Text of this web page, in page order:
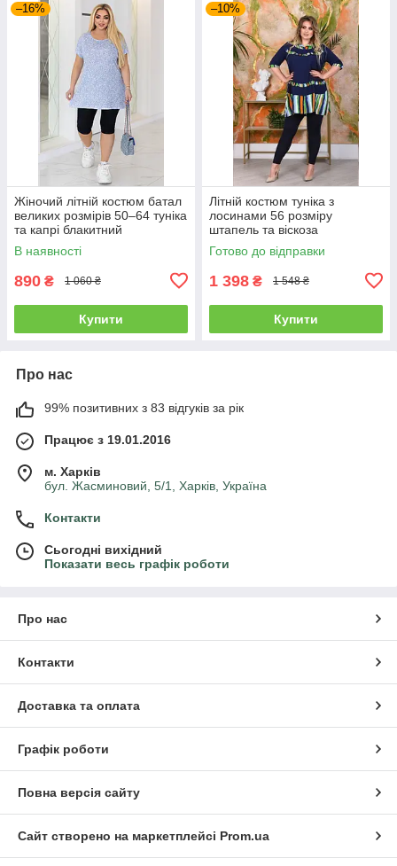
–16%
Жіночий літній костюм батал
великих розмірів 50–64 туніка
та капрі блакитний
В наявності
890 ₴ 1 060 ₴
Купити
–10%
Літній костюм туніка з
лосинами 56 розміру
штапель та віскоза
Готово до відправки
1 398 ₴ 1 548 ₴
Купити
Про нас
99% позитивних з 83 відгуків за рік
Працює з 19.01.2016
м. Харків
бул. Жасминовий, 5/1, Харків, Україна
Контакти
Сьогодні вихідний
Показати весь графік роботи
Про нас
Контакти
Доставка та оплата
Графік роботи
Повна версія сайту
Сайт створено на маркетплейсі Prom.ua